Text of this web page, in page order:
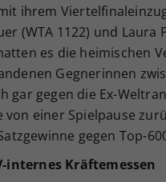
ihrem
(WTA 1122) und
es die heimischen
Gegnerinnen
gar gegen die Ex-
von einer Spielpause
gegen Top-
internes Kräftemessen